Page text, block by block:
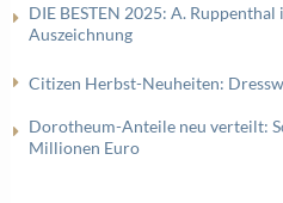
DIE BESTEN 2025: A.
Auszeichnung
Citizen Herbst-Neuheiten:
Dorotheum-Anteile neu verteilt:
Millionen Euro